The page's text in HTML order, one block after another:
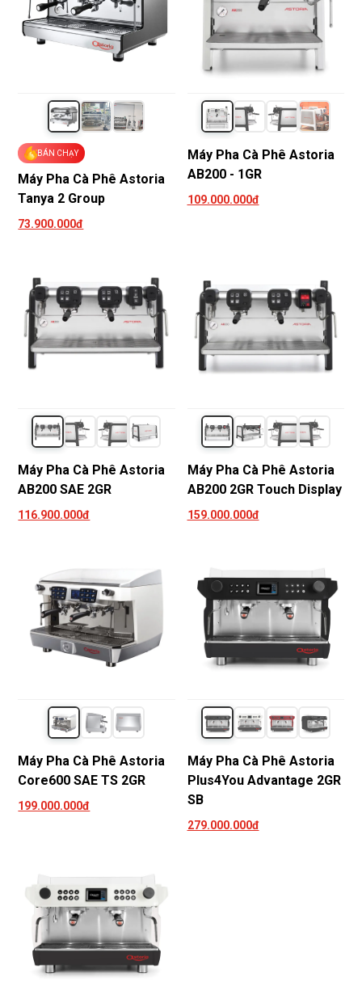
BÁN CHẠY
Máy Pha Cà Phê Astoria
Tanya 2 Group
73.900.000đ
Máy Pha Cà Phê Astoria
AB200 - 1GR
109.000.000đ
Máy Pha Cà Phê Astoria
AB200 SAE 2GR
116.900.000đ
Máy Pha Cà Phê Astoria
AB200 2GR Touch Display
159.000.000đ
Máy Pha Cà Phê Astoria
Core600 SAE TS 2GR
199.000.000đ
Máy Pha Cà Phê Astoria
Plus4You Advantage 2GR
SB
279.000.000đ